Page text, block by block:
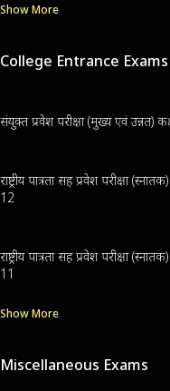
Show More
College Entrance Exams
संयुक्त प्रवेश परीक्षा (मुख्य एवं उन्नत)
राष्ट्रीय पात्रता सह प्रवेश परीक्षा
12
राष्ट्रीय पात्रता सह प्रवेश परीक्षा
11
Show More
Miscellaneous Exams